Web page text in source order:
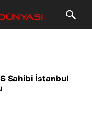
Sahibi İstanbul